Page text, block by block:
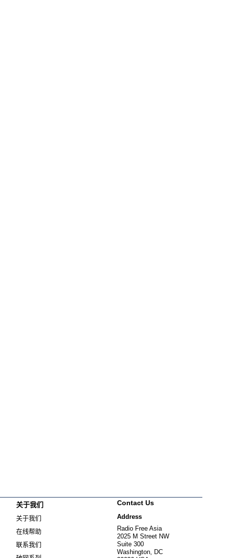
关于我们
关于我们
在线帮助
联系我们
Contact Us
Address
Radio Free Asia
2025 M Street NW
Suite 300
Washington, DC